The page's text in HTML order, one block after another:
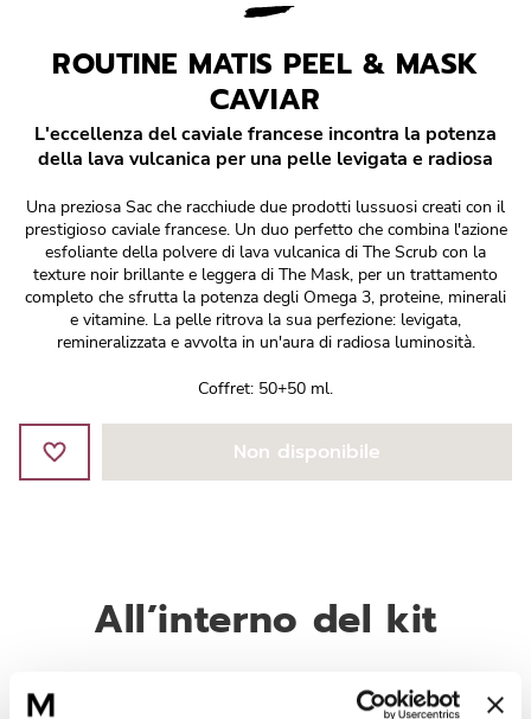
Réponse Délicate
Réponse Éclat
Réponse Fondamentale
Réponse Body
Edizione Limitata
ROUTINE MATIS PEEL & MASK
CAVIAR
L'eccellenza del caviale francese incontra la potenza
della lava vulcanica per una pelle levigata e radiosa
Una preziosa Sac che racchiude due prodotti lussuosi creati con il
prestigioso caviale francese. Un duo perfetto che combina l'azione
esfoliante della polvere di lava vulcanica di The Scrub con la
texture noir brillante e leggera di The Mask, per un trattamento
completo che sfrutta la potenza degli Omega 3, proteine, minerali
e vitamine. La pelle ritrova la sua perfezione: levigata,
remineralizzata e avvolta in un'aura di radiosa luminosità.
Coffret: 50+50 ml.
Non disponibile
All’interno del kit